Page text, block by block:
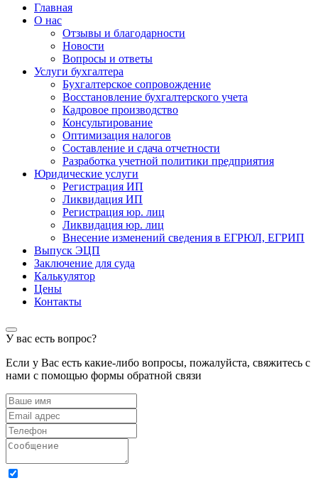
Главная
О нас
Отзывы и благодарности
Новости
Вопросы и ответы
Услуги бухгалтера
Бухгалтерское сопровождение
Восстановление бухгалтерского учета
Кадровое производство
Консультирование
Оптимизация налогов
Составление и сдача отчетности
Разработка учетной политики предприятия
Юридические услуги
Регистрация ИП
Ликвидация ИП
Регистрация юр. лиц
Ликвидация юр. лиц
Внесение изменений сведения в ЕГРЮЛ, ЕГРИП
Выпуск ЭЦП
Заключение для суда
Калькулятор
Цены
Контакты
У вас есть вопрос?
Если у Вас есть какие-либо вопросы, пожалуйста, свяжитесь с
нами с помощью формы обратной связи